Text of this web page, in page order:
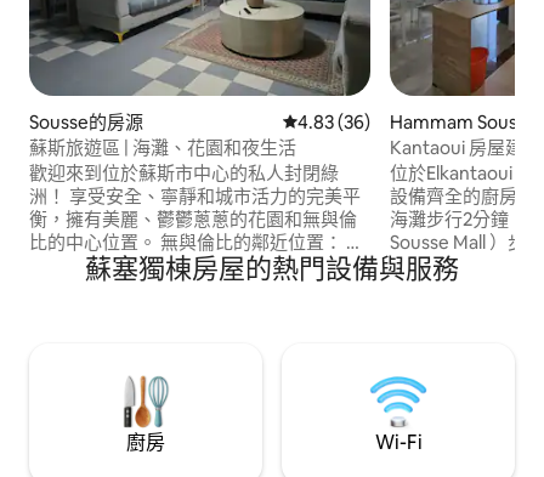
Sousse的房源 從 36 則評價中獲得 4.83 的平均
4.83 (36)
蘇斯旅遊區 | 海灘、花園和夜生活
歡迎來到位於蘇斯市中心的私人封閉綠
洲！ 享受安全、寧靜和城市活力的完美平
衡，擁有美麗、鬱鬱蔥蔥的花園和無與倫
比的中心位置。 ​無與倫比的鄰近位置： ​海
灘和最棒的海灘酒吧：步行2分鐘 ​
Boujaafar：5 分鐘車程 ​歷史悠久的
花園中放鬆身心。 探索蘇斯最佳景點的最
Hammam Sousse
Kantaoui 房屋建
位於Elkantaoui
設備齊全的廚房、
海灘步行2分鐘，
Sousse Mall ）步
夫球場（ Sousse
Port el Kantaoui
要行李箱
蘇塞獨棟房屋的熱門設備與服務
廚房 Wi-Fi